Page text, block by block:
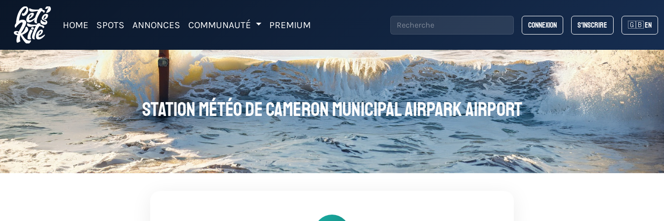
HOME SPOTS ANNONCES COMMUNAUTÉ PREMIUM Connexion S'inscrire 🇬🇧 EN
Station météo de Cameron Municipal Airpark Airport